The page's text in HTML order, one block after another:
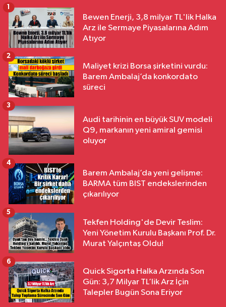
Bewen Enerji, 3,8 milyar TL'lik Halka
Arz ile Sermaye Piyasalarına Adım
Atıyor
1
Maliyet krizi Borsa şirketini vurdu:
Barem Ambalaj’da konkordato
süreci
2
Audi tarihinin en büyük SUV modeli
Q9, markanın yeni amiral gemisi
oluyor
3
Barem Ambalaj’da yeni gelişme:
BARMA tüm BIST endekslerinden
çıkarılıyor
4
Tekfen Holding'de Devir Teslim:
Yeni Yönetim Kurulu Başkanı Prof. Dr.
Murat Yalçıntaş Oldu!
5
Quick Sigorta Halka Arzında Son
Gün: 3,7 Milyar TL’lik Arz İçin
Talepler Bugün Sona Eriyor
6